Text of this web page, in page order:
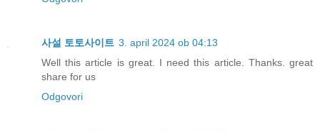
사설 토토사이트 3. april 2024 ob 04:13
Well this article is great. I need this article. Thanks. great
share for us
Odgovori